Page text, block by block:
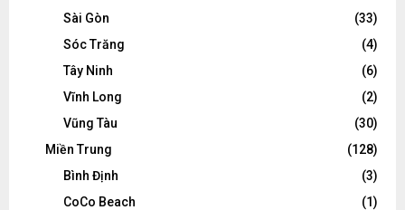
Sài Gòn
(33)
Sóc Trăng
(4)
Tây Ninh
(6)
Vĩnh Long
(2)
Vũng Tàu
(30)
Miền Trung
(128)
Bình Định
(3)
CoCo Beach
(1)